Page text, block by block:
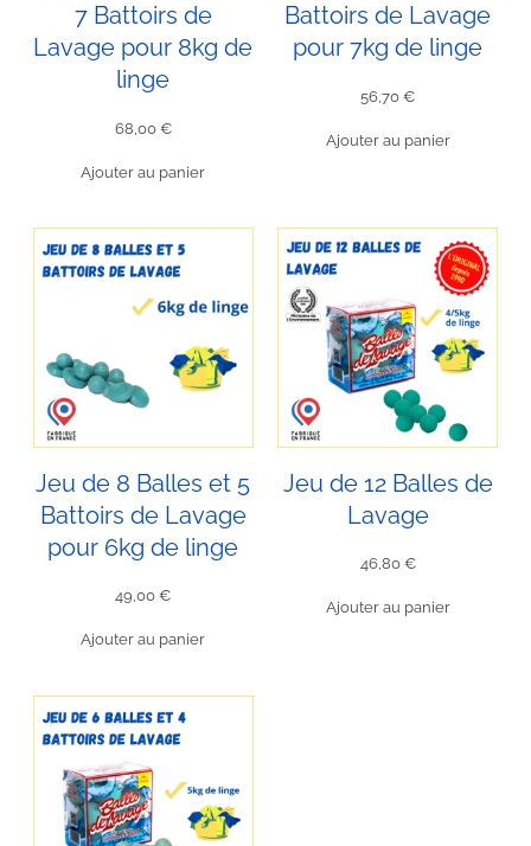
7 Battoirs de
Lavage pour 8kg de
linge
68,00€
Ajouter au panier
Battoirs de Lavage
pour 7kg de linge
56,70€
Ajouter au panier
Jeu de 8 Balles et 5
Battoirs de Lavage
pour 6kg de linge
49,00€
Ajouter au panier
Jeu de 12 Balles de
Lavage
46,80€
Ajouter au panier